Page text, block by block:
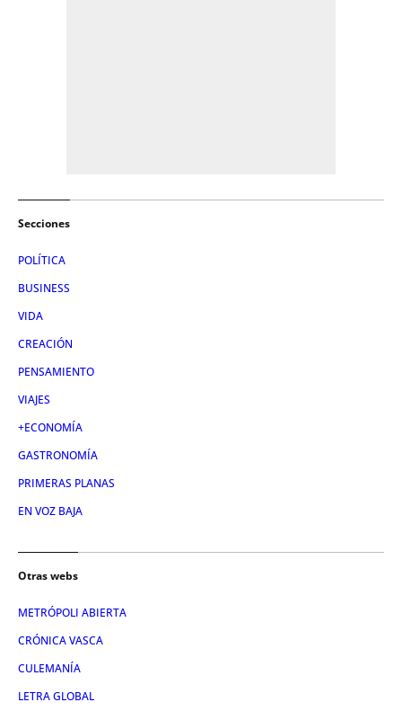
Secciones
POLÍTICA
BUSINESS
VIDA
CREACIÓN
PENSAMIENTO
VIAJES
+ECONOMÍA
GASTRONOMÍA
PRIMERAS PLANAS
EN VOZ BAJA
Otras webs
METRÓPOLI ABIERTA
CRÓNICA VASCA
CULEMANÍA
LETRA GLOBAL